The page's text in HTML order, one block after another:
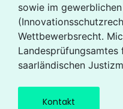
sowie im
Wettbewerbsrecht.
saarländischen
Kontakt